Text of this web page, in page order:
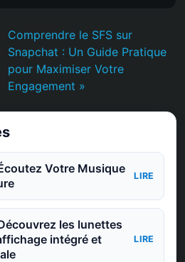
Comprendre le SFS sur
Snapchat : Un Guide Pratique
pour Maximiser Votre
Engagement »
Votre Musique
LIRE
les lunettes
intégré et
LIRE